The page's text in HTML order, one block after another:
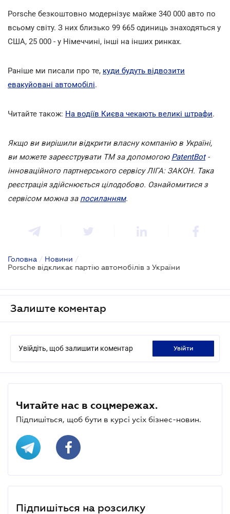
Porsche безкоштовно модернізує майже 340 000 авто по
всьому світу. З них близько 99 665 одиниць знаходяться у
США, 25 000 - у Німеччині, інші на інших ринках.
Раніше ми писали про те, куди будуть відвозити
евакуйовані автомобілі.
Читайте також: На водіїв Києва чекають великі штрафи.
Якщо ви вирішили відкрити власну компанію в Україні,
ви можете зареєструвати ТМ за допомогою PatentBot-
інноваційного партнерського сервісу ЛІГА: ЗАКОН. Така
реєстрація здійснюється цілодобово. Ознайомитися з
сервісом можна за посиланням.
Головна / Новини /
Porsche відкликає партію автомобілів з України
Залиште коментар
Увійдіть, щоб залишити коментар увійти
Читайте нас в соцмережах.
Підпишіться, щоб бути в курсі усіх бізнес-новин.
Підпишіться на розсилку